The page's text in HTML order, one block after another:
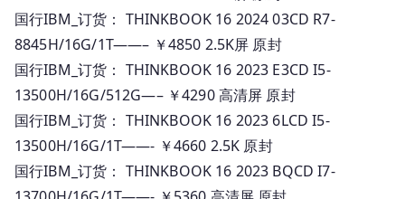
国行IBM_订货： THINKBOOK 16 2024 03CD R7-
8845H/16G/1T——– ￥4850 2.5K屏 原封
国行IBM_订货： THINKBOOK 16 2023 E3CD I5-
13500H/16G/512G—– ￥4290 高清屏 原封
国行IBM_订货： THINKBOOK 16 2023 6LCD I5-
13500H/16G/1T——- ￥4660 2.5K 原封
国行IBM_订货： THINKBOOK 16 2023 BQCD I7-